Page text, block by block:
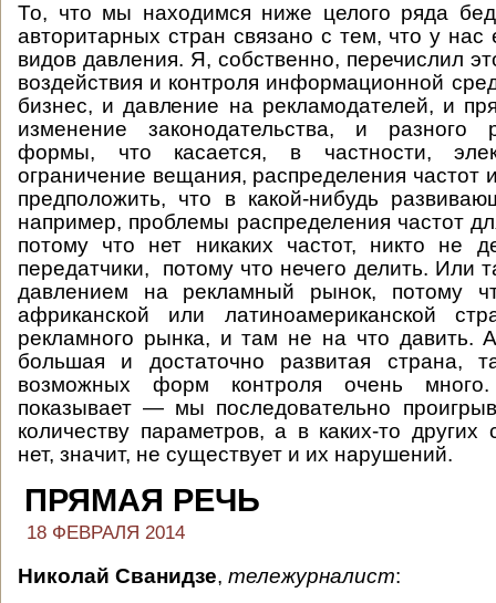
То, что мы находимся ниже целого ряда
авторитарных стран связано с тем, что у нас
видов давления. Я, собственно, перечислил
воздействия и контроля информационной
бизнес, и давление на рекламодателей, и
изменение законодательства, и разного
формы, что касается, в частности,
ограничение вещания, распределения частот
предположить, что в какой-нибудь
например, проблемы распределения частот
потому что нет никаких частот, никто не
передатчики, потому что нечего делить. Или
давлением на рекламный рынок, потому
африканской или латиноамериканской
рекламного рынка, и там не на что давить.
большая и достаточно развитая страна,
возможных форм контроля очень
показывает — мы последовательно
количеству параметров, а в каких-то других
нет, значит, не существует и их нарушений.
ПРЯМАЯ РЕЧЬ
18 ФЕВРАЛЯ 2014
Николай Сванидзе, тележурналист: